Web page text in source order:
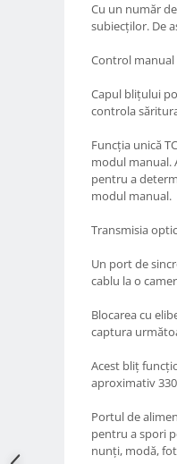
Recordere audio digitale
Acumulatori si baterii
Acumulatori AA/AAA (R6/
Tablete grafice
integrare in sisteme video
Curatare Senzor
Cu un număr
subiecților. De
Control manual
Capul blițului
controla
Funcția unică
modul manual.
pentru a
modul manual.
Transmisia
Un port de
cablu la o
Blocarea cu
captura
Acest bliț
aproximativ
Portul de
pentru a spori
nunți, modă,